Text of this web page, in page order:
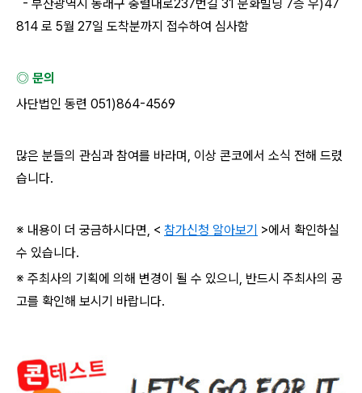
- 부산광역시 동래구 충렬대로237번길 31 문화빌딩 7층 우)47
814 로 5월 27일 도착분까지 접수하여 심사함
◎ 문의
사단법인 동련 051)864-4569
많은 분들의 관심과 참여를 바라며, 이상 콘코에서 소식 전해 드렸
습니다.
※ 내용이 더 궁금하시다면, < 참가신청 알아보기 >에서 확인하실
수 있습니다.
※ 주최사의 기획에 의해 변경이 될 수 있으니, 반드시 주최사의 공
고를 확인해 보시기 바랍니다.